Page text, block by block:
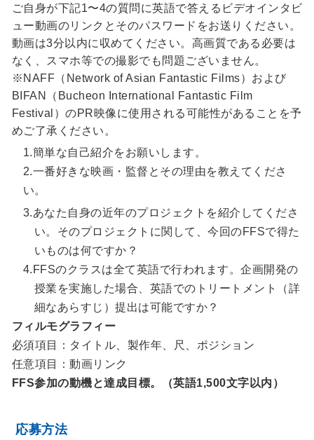
ご自身が下記1〜4の質問に英語で答えるビデオインタビ
ュー動画のリンクとそのパスワードをお送りください。
動画は3分以内に収めてください。高画質である必要は
なく、スマホ等での撮影でも問題ございません。
※NAFF（Network of Asian Fantastic Films）および
BIFAN（Bucheon International Fantastic Film
Festival）のPR映像に使用される可能性があることを予
めご了承ください。
1.簡単な自己紹介をお願いします。
2.一番好きな映画・監督とその理由を教えてくださ
い。
3.あなた自身の近年のプロジェクトを紹介してくださ
い。そのプロジェクトに関して、今回のFFSで得た
いものは何ですか？
4.FFSのクラスは全て英語で行われます。企画開発の
授業を実施した場合、英語でのトリートメント（詳
細なあらすじ）提出は可能ですか？
フィルモグラフィー
必須項目：タイトル、製作年、尺、ポジション
任意項目：動画リンク
FFS参加の動機と達成目標。（英語1,500文字以内）
応募方法